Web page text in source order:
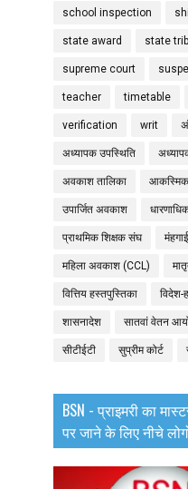
school inspection
state award state
supreme court
teacher timetable
verification writ
अध्यापक उपस्थिति
अवकाश तालिका
उपार्जित अवकाश
प्राथमिक शिक्षक संघ
महिला अवकाश (CCL)
वित्तिय हस्तपुस्तिका विदेश-
शासनादेश सातवां वेतन
सीटीईटी सुप्रीम कोर्ट
BSN - प्राइमरी का
पर जाने के लिए नीचे